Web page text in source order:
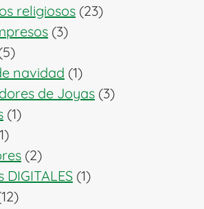
productos
religiosos 2323
33
55
productos
navidad 11
producto
de Joyas 33
11
11
producto
22
productos
11
1212